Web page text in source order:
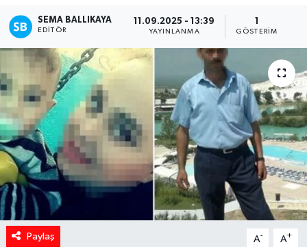
SEMA BALLIKAYA
EDITÖR
11.09.2025 - 13:39
YAYINLANMA
1
GÖSTERIM
Paylaş A- A+
Gündem
Sağlık
Siyaset
Spor
Teknoloji
Yaşam
Yeme & İçme
Haber Arşivi